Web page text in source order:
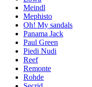
Meindl
Mephisto
Oh! My sandals
Panama Jack
Paul Green
Piedi Nudi
Reef
Remonte
Rohde